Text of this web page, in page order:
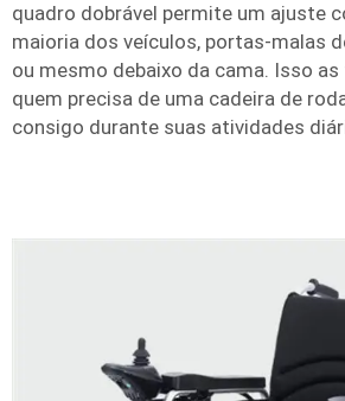
quadro dobrável permite um ajuste
maioria dos veículos, portas-malas
ou mesmo debaixo da cama. Isso
quem precisa de uma cadeira de
consigo durante suas atividades